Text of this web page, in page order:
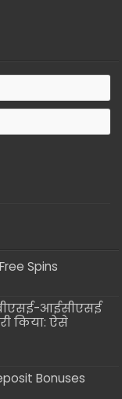
Spins
आईसीएसई
किया: ऐसे
Bonuses